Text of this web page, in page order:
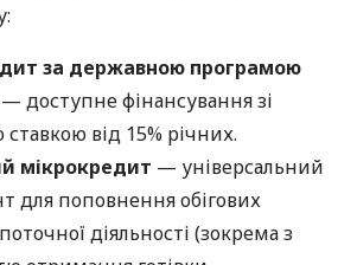
за державною програмою
— доступне фінансування зі
від 15% річних.
мікрокредит — універсальний
для поповнення обігових
діяльності (зокрема з